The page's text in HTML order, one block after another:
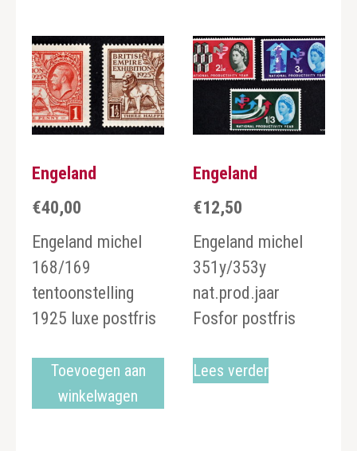
Engeland
€40,00
Engeland michel
168/169
tentoonstelling
1925 luxe postfris
Toevoegen aan
winkelwagen
Engeland
€12,50
Engeland michel
351y/353y
nat.prod.jaar
Fosfor postfris
Lees verder